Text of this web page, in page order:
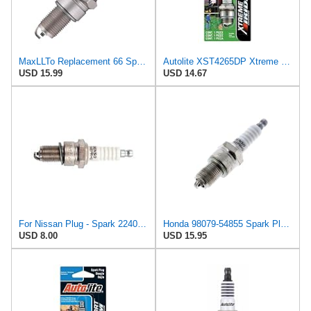
MaxLLTo Replacement 66 Spark Plug for Bosch 7511 7512 7513 7607 7911 7913 W10D W10DC
USD 15.99
USD 14.67
For Nissan Plug - Spark 22401-V1414
USD 8.00
USD 15.95